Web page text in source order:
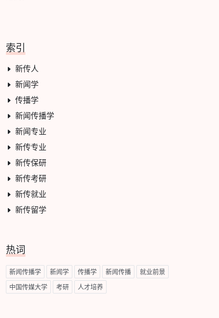
索引
新传人
新闻学
传播学
新闻传播学
新闻专业
新传专业
新传保研
新传考研
新传就业
新传留学
热词
新闻传播学 新闻学 传播学 新闻传播 就业前景
中国传媒大学 考研 人才培养